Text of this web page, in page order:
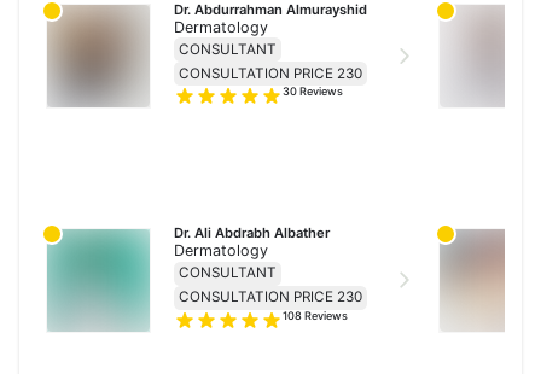
Dr. Abdurrahman Almurayshid
Dermatology
CONSULTANT
CONSULTATION PRICE 230
30 Reviews
Dr. Ali Abdrabh Albather
Dermatology
CONSULTANT
CONSULTATION PRICE 230
108 Reviews